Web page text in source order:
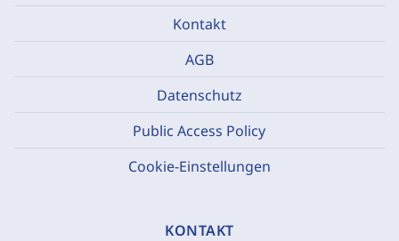
Kontakt
AGB
Datenschutz
Public Access Policy
Cookie-Einstellungen
KONTAKT